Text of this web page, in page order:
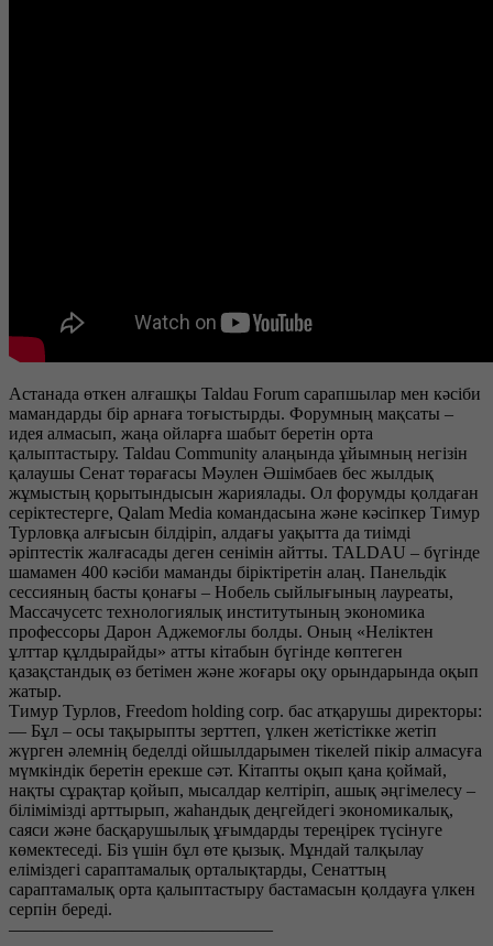
Астанада өткен алғашқы Taldau Forum сарапшылар мен кәсіби
мамандарды бір арнаға тоғыстырды. Форумның мақсаты –
идея алмасып, жаңа ойларға шабыт беретін орта
қалыптастыру. Taldau Community алаңында ұйымның негізін
қалаушы Сенат төрағасы Мәулен Әшімбаев бес жылдық
жұмыстың қорытындысын жариялады. Ол форумды қолдаған
серіктестерге, Qalam Media командасына және кәсіпкер Тимур
Турловқа алғысын білдіріп, алдағы уақытта да тиімді
әріптестік жалғасады деген сенімін айтты. TALDAU – бүгінде
шамамен 400 кәсіби маманды біріктіретін алаң. Панельдік
сессияның басты қонағы – Нобель сыйлығының лауреаты,
Массачусетс технологиялық институтының экономика
профессоры Дарон Аджемоғлы болды. Оның «Неліктен
ұлттар құлдырайды» атты кітабын бүгінде көптеген
қазақстандық өз бетімен және жоғары оқу орындарында оқып
жатыр.
Тимур Турлов, Freedom holding corp. бас атқарушы директоры:
— Бұл – осы тақырыпты зерттеп, үлкен жетістікке жетіп
жүрген әлемнің беделді ойшылдарымен тікелей пікір алмасуға
мүмкіндік беретін ерекше сәт. Кітапты оқып қана қоймай,
нақты сұрақтар қойып, мысалдар келтіріп, ашық әңгімелесу –
білімімізді арттырып, жаһандық деңгейдегі экономикалық,
саяси және басқарушылық ұғымдарды тереңірек түсінуге
көмектеседі. Біз үшін бұл өте қызық. Мұндай талқылау
еліміздегі сараптамалық орталықтарды, Сенаттың
сараптамалық орта қалыптастыру бастамасын қолдауға үлкен
серпін береді.
———————————————